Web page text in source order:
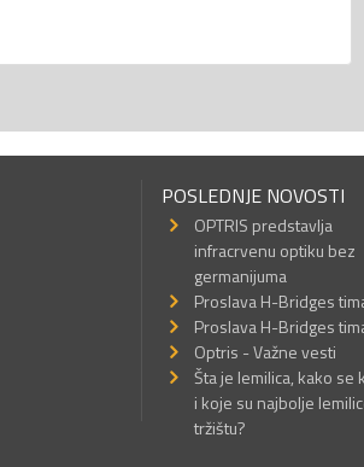
POSLEDNJE NOVOSTI
OPTRIS predstavlja
infracrvenu optiku bez
germanijuma
Proslava H-Bridges
Proslava H-Bridges
Optris - Važne vesti
Šta je lemilica, kako se
i koje su najbolje
tržištu?